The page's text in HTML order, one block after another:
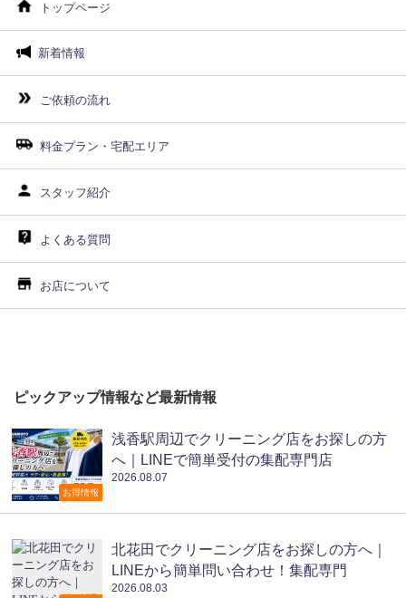
トップページ
新着情報
ご依頼の流れ
料金プラン・宅配エリア
スタッフ紹介
よくある質問
お店について
ピックアップ情報など最新情報
お得情報
浅香駅周辺でクリーニング店をお探しの方
へ｜LINEで簡単受付の集配専門店
2026.08.07
北花田でクリーニング店をお探しの方へ｜
LINEから簡単問い合わせ！集配専門
2026.08.03